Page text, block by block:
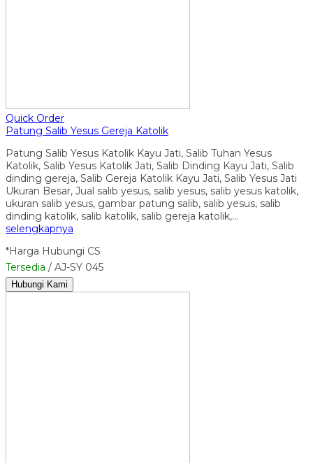
Quick Order
Patung Salib Yesus Gereja Katolik
Patung Salib Yesus Katolik Kayu Jati, Salib Tuhan Yesus
Katolik, Salib Yesus Katolik Jati, Salib Dinding Kayu Jati, Salib
dinding gereja, Salib Gereja Katolik Kayu Jati, Salib Yesus Jati
Ukuran Besar, Jual salib yesus, salib yesus, salib yesus katolik,
ukuran salib yesus, gambar patung salib, salib yesus, salib
dinding katolik, salib katolik, salib gereja katolik,…
selengkapnya
*Harga Hubungi CS
Tersedia / AJ-SY 045
Hubungi Kami